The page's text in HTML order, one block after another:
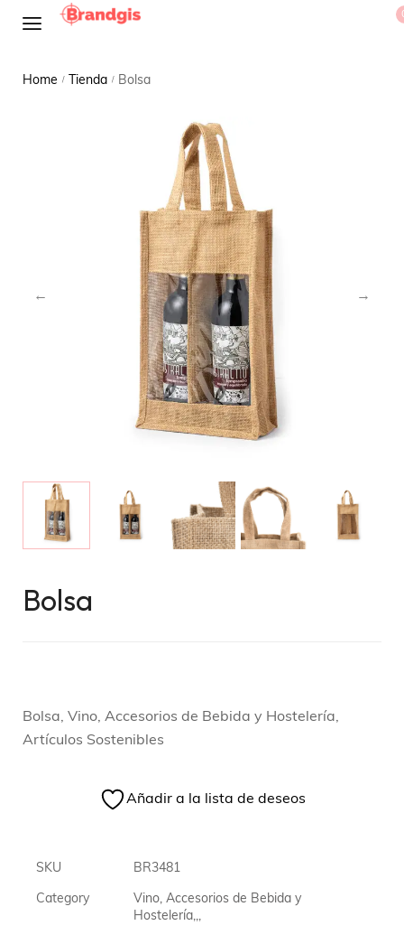
Home / Tienda / Bolsa
Bolsa
Bolsa, Vino, Accesorios de Bebida y Hostelería,
Artículos Sostenibles
Añadir a la lista de deseos
SKU BR3481
Category
Vino, Accesorios de Bebida y
Hostelería,,,